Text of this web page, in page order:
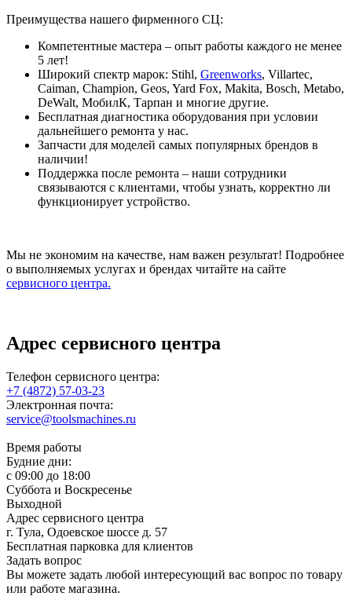
Преимущества нашего фирменного СЦ:
Компетентные мастера – опыт работы каждого не менее
5 лет!
Широкий спектр марок: Stihl, Greenworks, Villartec,
Caiman, Champion, Geos, Yard Fox, Makita, Bosch, Metabo,
DeWalt, МобилК, Тарпан и многие другие.
Бесплатная диагностика оборудования при условии
дальнейшего ремонта у нас.
Запчасти для моделей самых популярных брендов в
наличии!
Поддержка после ремонта – наши сотрудники
связываются с клиентами, чтобы узнать, корректно ли
функционирует устройство.
Мы не экономим на качестве, нам важен результат! Подробнее
о выполняемых услугах и брендах читайте на сайте
сервисного центра.
Адрес сервисного центра
Телефон сервисного центра:
+7 (4872) 57-03-23
Электронная почта:
service@toolsmachines.ru
Время работы
Будние дни:
c 09:00 до 18:00
Суббота и Воскресенье
Выходной
Адрес сервисного центра
г. Тула, Одоевское шоссе д. 57
Бесплатная парковка для клиентов
Задать вопрос
Вы можете задать любой интересующий вас вопрос по товару
или работе магазина.